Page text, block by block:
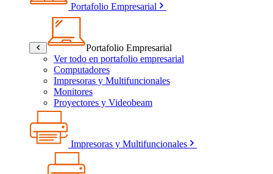
Portafolio Empresarial
Portafolio Empresarial
Ver todo en portafolio empresarial
Computadores
Impresoras y Multifuncionales
Monitores
Proyectores y Videobeam
Impresoras y Multifuncionales